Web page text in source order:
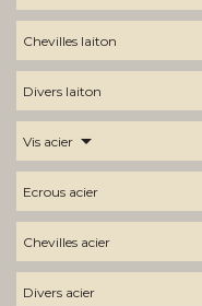
Chevilles laiton
Divers laiton
Vis acier arrow_drop_down
Ecrous acier
Chevilles acier
Divers acier